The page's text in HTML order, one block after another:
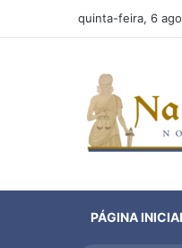
quinta-feira, 6
PÁGINA